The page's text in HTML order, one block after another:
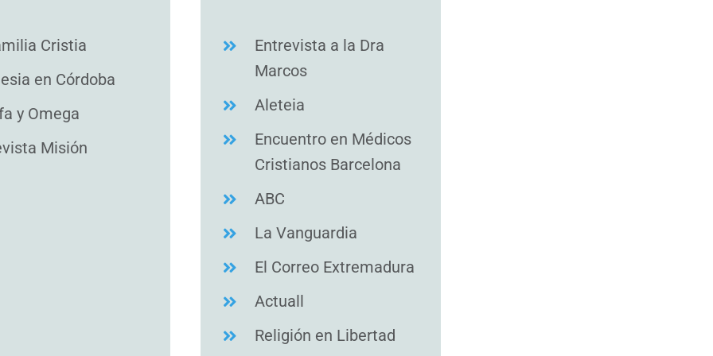
Cristia
en Córdoba
y Omega
Misión
Entrevista a la Dra
Marcos
Aleteia
Encuentro en Médicos
Cristianos Barcelona
ABC
La Vanguardia
El Correo Extremadura
Actuall
Religión en Libertad